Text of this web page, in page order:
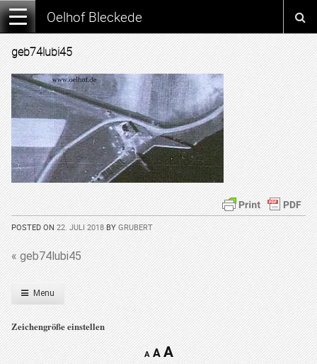
Oelhof Bleckede
geb74lubi45
POSTED ON22. JULI 2018BYGRUBERT
« geb74lubi45
Menu
Zeichengröße einstellen
A A A